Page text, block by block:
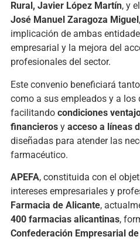
Rural, Javier López Martín, y el
José Manuel Zaragoza Miguel
implicación de ambas
empresarial y la mejora del
profesionales del sector.
Este convenio beneficiará
como a sus empleados y a los
facilitando condiciones
financierosy acceso a líneas
diseñadas para atender las
farmacéutico.
APEFA, constituida con el
intereses empresariales y
Farmacia de Alicante,
400 farmacias alicantinas,
Confederación Empresarial